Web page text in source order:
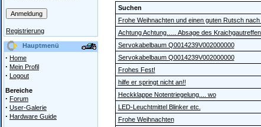
Registrierung
Hauptmenü
· Home
· Mein Profil
· Logout
Bereiche
· Forum
· User-Galerie
· Hardware Guide
Suchen
Frohe Weihnachten und einen guten Rutsch nach
Achtung Achtung….. Absage des
Servokabelbaum Q0014239V002000000
Servokabelbaum Q0014239V002000000
Frohes Fest!
hilfe er springt nicht an!!
Heckklappe Notentriegelung.... wo
LED-Leuchtmittel Blinker etc.
Frohe Weihnachten